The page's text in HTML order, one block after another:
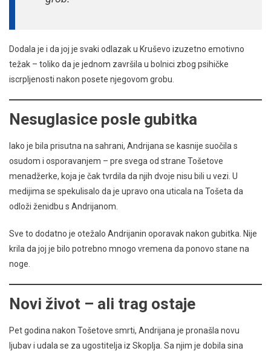
Dodala je i da joj je svaki odlazak u Kruševo izuzetno emotivno
težak – toliko da je jednom završila u bolnici zbog psihičke
iscrpljenosti nakon posete njegovom grobu.
Nesuglasice posle gubitka
Iako je bila prisutna na sahrani, Andrijana se kasnije suočila s
osudom i osporavanjem – pre svega od strane Tošetove
menadžerke, koja je čak tvrdila da njih dvoje nisu bili u vezi. U
medijima se spekulisalo da je upravo ona uticala na Tošeta da
odloži ženidbu s Andrijanom.
Sve to dodatno je otežalo Andrijanin oporavak nakon gubitka. Nije
krila da joj je bilo potrebno mnogo vremena da ponovo stane na
noge.
Novi život – ali trag ostaje
Pet godina nakon Tošetove smrti, Andrijana je pronašla novu
ljubav i udala se za ugostitelja iz Skoplja. Sa njim je dobila sina